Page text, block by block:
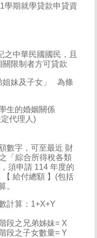
學期就學貸款申貸資
之中華民國國民，且
限制者方可貸款
妹及子女」 為條
生的婚姻關係
代理人)
數字，可至最近 財
「綜合所得稅各類
須申請 114 年度的
給付總額 】(包括
。
計算：1+X+Y
段之兄弟姊妹= X
段之子女數量= Y